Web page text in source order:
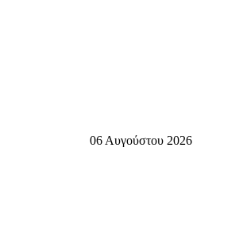
06 Αυγούστου 2026